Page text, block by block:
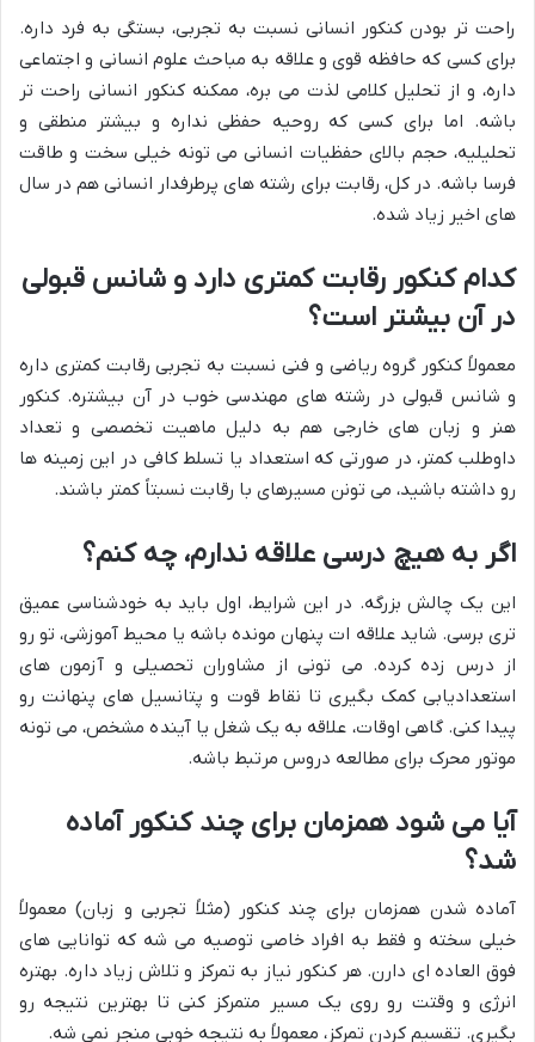
راحت تر بودن کنکور انسانی نسبت به تجربی، بستگی به فرد داره.
برای کسی که حافظه قوی و علاقه به مباحث علوم انسانی و اجتماعی
داره، و از تحلیل کلامی لذت می بره، ممکنه کنکور انسانی راحت تر
باشه. اما برای کسی که روحیه حفظی نداره و بیشتر منطقی و
تحلیلیه، حجم بالای حفظیات انسانی می تونه خیلی سخت و طاقت
فرسا باشه. در کل، رقابت برای رشته های پرطرفدار انسانی هم در سال
های اخیر زیاد شده.
کدام کنکور رقابت کمتری دارد و شانس قبولی
در آن بیشتر است؟
معمولاً کنکور گروه ریاضی و فنی نسبت به تجربی رقابت کمتری داره
و شانس قبولی در رشته های مهندسی خوب در آن بیشتره. کنکور
هنر و زبان های خارجی هم به دلیل ماهیت تخصصی و تعداد
داوطلب کمتر، در صورتی که استعداد یا تسلط کافی در این زمینه ها
رو داشته باشید، می تونن مسیرهای با رقابت نسبتاً کمتر باشند.
اگر به هیچ درسی علاقه ندارم، چه کنم؟
این یک چالش بزرگه. در این شرایط، اول باید به خودشناسی عمیق
تری برسی. شاید علاقه ات پنهان مونده باشه یا محیط آموزشی، تو رو
از درس زده کرده. می تونی از مشاوران تحصیلی و آزمون های
استعدادیابی کمک بگیری تا نقاط قوت و پتانسیل های پنهانت رو
پیدا کنی. گاهی اوقات، علاقه به یک شغل یا آینده مشخص، می تونه
موتور محرک برای مطالعه دروس مرتبط باشه.
آیا می شود همزمان برای چند کنکور آماده
شد؟
آماده شدن همزمان برای چند کنکور (مثلاً تجربی و زبان) معمولاً
خیلی سخته و فقط به افراد خاصی توصیه می شه که توانایی های
فوق العاده ای دارن. هر کنکور نیاز به تمرکز و تلاش زیاد داره. بهتره
انرژی و وقتت رو روی یک مسیر متمرکز کنی تا بهترین نتیجه رو
بگیری. تقسیم کردن تمرکز، معمولاً به نتیجه خوبی منجر نمی شه.